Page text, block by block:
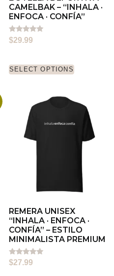
CAMELBAK – “INHALA ·
ENFOCA · CONFÍA”
Rated
5.00
$29.99
SELECT OPTIONS
REMERA UNISEX
“INHALA · ENFOCA ·
CONFÍA” – ESTILO
MINIMALISTA PREMIUM
Rated
5.00
$27.99